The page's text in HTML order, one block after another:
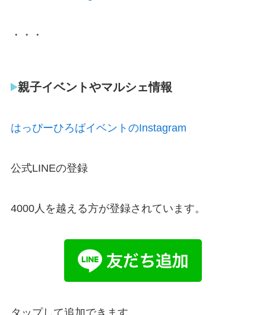
・・・
親子イベントやマルシェ情報
はっぴーひろばイベントのInstagram
公式LINEの登録
4000人を越える方が登録されています。
タップして追加できます。